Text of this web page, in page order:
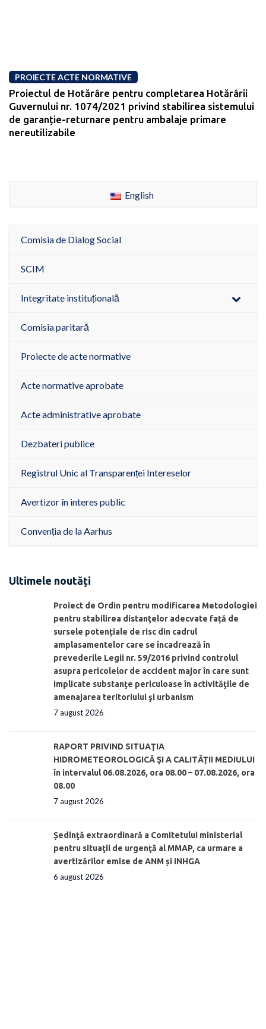
PROIECTE ACTE NORMATIVE
Proiectul de Hotărâre pentru completarea Hotărârii
Guvernului nr. 1074/2021 privind stabilirea sistemului
de garanție-returnare pentru ambalaje primare
nereutilizabile
English
Comisia de Dialog Social
SCIM
Integritate instituțională
Comisia paritară
Proiecte de acte normative
Acte normative aprobate
Acte administrative aprobate
Dezbateri publice
Registrul Unic al Transparenței Intereselor
Avertizor în interes public
Convenția de la Aarhus
Ultimele noutăți
Proiect de Ordin pentru modificarea Metodologiei
pentru stabilirea distanţelor adecvate față de
sursele potențiale de risc din cadrul
amplasamentelor care se încadrează în
prevederile Legii nr. 59/2016 privind controlul
asupra pericolelor de accident major în care sunt
implicate substanţe periculoase în activităţile de
amenajarea teritoriului şi urbanism
7 august 2026
RAPORT PRIVIND SITUAŢIA
HIDROMETEOROLOGICĂ ŞI A CALITĂŢII MEDIULUI
în intervalul 06.08.2026, ora 08.00 – 07.08.2026, ora
08.00
7 august 2026
Ședinţă extraordinară a Comitetului ministerial
pentru situaţii de urgenţă al MMAP, ca urmare a
avertizărilor emise de ANM și INHGA
6 august 2026